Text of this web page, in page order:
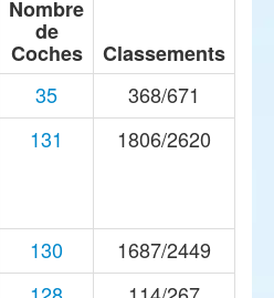
Nombre
de
Coches
Classements
35 368/671
131 1806/2620
130
1687/2449